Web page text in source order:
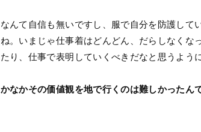
んて自信も無いですし、服で自分を防護して
。いまじゃ仕事着はどんどん、だらしなくな
り、仕事で表明していくべきだなと思うよう
なかその価値観を地で行くのは難しかったん